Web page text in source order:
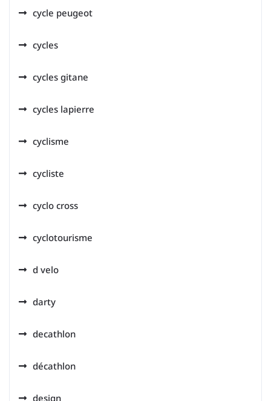
cycle peugeot
cycles
cycles gitane
cycles lapierre
cyclisme
cycliste
cyclo cross
cyclotourisme
d velo
darty
decathlon
décathlon
design